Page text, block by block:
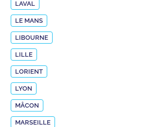
LAVAL
LE MANS
LIBOURNE
LILLE
LORIENT
LYON
MÂCON
MARSEILLE